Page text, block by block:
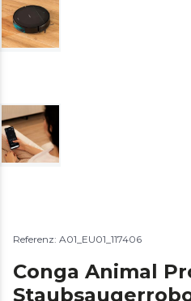
Referenz: A01_EU01_117406
Conga Animal